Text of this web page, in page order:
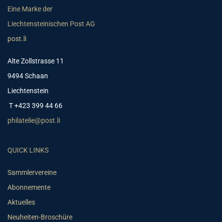
Eine Marke der
Liechtensteinischen Post AG
post.li
Alte Zollstrasse 11
9494 Schaan
Liechtenstein
T +423 399 44 66
philatelie@post.li
QUICK LINKS
Sammlervereine
Abonnemente
Aktuelles
Neuheiten-Broschüre